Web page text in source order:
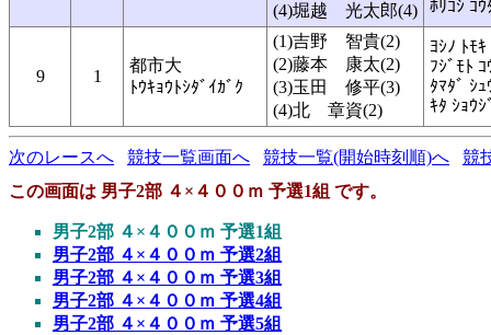
(4)堀越 光太郎(4)
ﾎﾘｺｼ ｺｳ
9 1
都市大
ﾄｳｷｮｳﾄｼﾀﾞｲｶﾞｸ
(1)吉野 智貴(2)
(2)藤本 康太(2)
(3)玉田 修平(3)
(4)北 章資(2)
ﾖｼﾉ ﾄﾓｷ
ﾌｼﾞﾓﾄ ｺ
ﾀﾏﾀﾞ ｼｭ
ｷﾀ ｼｮｳｼ
次のレースへ 競技一覧画面へ 競技一覧(開始時刻順)へ
競
この画面は 男子2部 ４×４００ｍ 予選1組 です。
男子2部 ４×４００ｍ 予選1組
男子2部 ４×４００ｍ 予選2組
男子2部 ４×４００ｍ 予選3組
男子2部 ４×４００ｍ 予選4組
男子2部 ４×４００ｍ 予選5組